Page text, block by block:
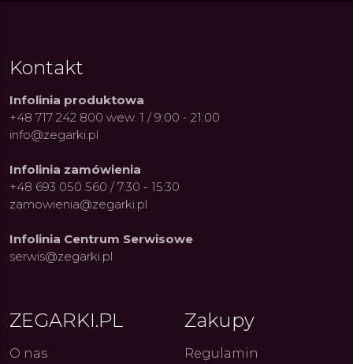
Kontakt
Infolinia produktowa
+48 717 242 800 wew. 1 / 9:00 - 21:00
info@zegarki.pl
Infolinia zamówienia
+48 693 050 560 / 7:30 - 15:30
zamowienia@zegarki.pl
Infolinia Centrum Serwisowe
serwis@zegarki.pl
ZEGARKI.PL
O nas
Zakupy
Regulamin